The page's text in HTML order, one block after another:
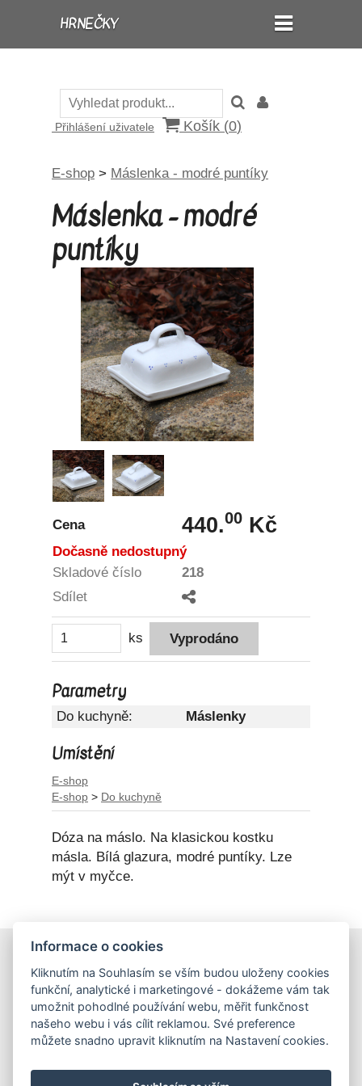
HRNEČKY
Přihlášení uživatele Košík (0)
E-shop > Máslenka - modré puntíky
Máslenka - modré
puntíky
Cena 440.00 Kč
Dočasně nedostupný
Skladové číslo
218
Sdílet
ks
Parametry
Do kuchyně: Máslenky
Umístění
E-shop
E-shop > Do kuchyně
Dóza na máslo. Na klasickou kostku
másla. Bílá glazura, modré puntíky. Lze
mýt v myčce.
Obchodní podmínky
Podmínky ochrany osobních údajů
Hrnečky
Ateliér Hrnečky
Informace o cookies
Kliknutím na Souhlasím se vším budou uloženy cookies
funkční, analytické i marketingové - dokážeme vám tak
umožnit pohodlné používání webu, měřit funkčnost
našeho webu i vás cílit reklamou. Své preference
můžete snadno upravit kliknutím na Nastavení cookies.